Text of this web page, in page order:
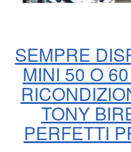
SEMPRE
MINI 50 O
TONY
PERFETTI